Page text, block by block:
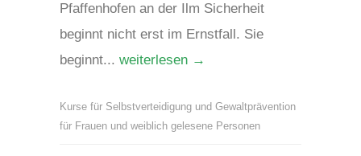
Pfaffenhofen an der Ilm Sicherheit
beginnt nicht erst im Ernstfall. Sie
beginnt... weiterlesen →
Kurse für Selbstverteidigung und Gewaltprävention
für Frauen und weiblich gelesene Personen